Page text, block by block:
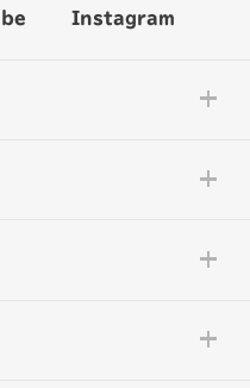
Instagram